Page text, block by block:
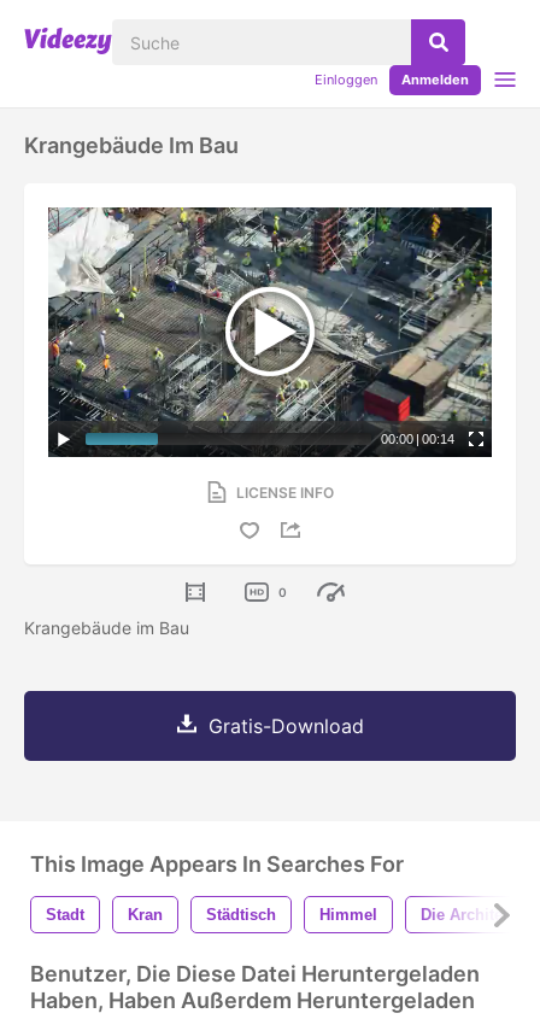
Einloggen Anmelden
Krangebäude Im Bau
00:00 | 00:14
LICENSE INFO
0
Krangebäude im Bau
Gratis-Download
This Image Appears In Searches For
Stadt Kran Städtisch Himmel Die Architektur
Benutzer, Die Diese Datei Heruntergeladen
Haben, Haben Außerdem Heruntergeladen